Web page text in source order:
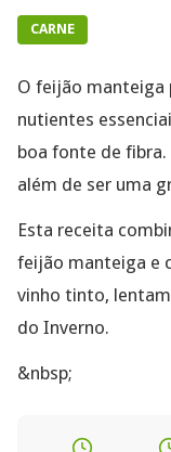
CARNE
O feijão manteiga
nutientes
boa fonte de
além de ser uma
Esta receita
feijão manteiga e
vinho tinto,
do Inverno.
&nbsp;